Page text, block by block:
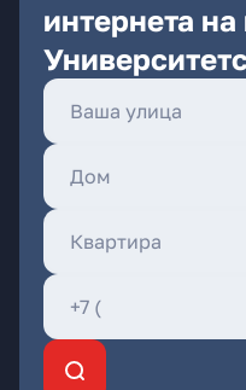
интернета на